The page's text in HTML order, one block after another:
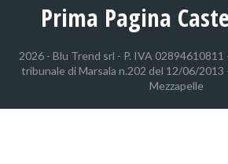
Prima Pagina
2026 - Blu Trend srl - P. IVA
tribunale di Marsala n.202 del 12/06/
Mezzapelle